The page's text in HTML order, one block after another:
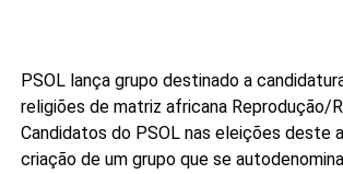
PSOL lança grupo destinado a
religiões de matriz africana Reprodução/
Candidatos do PSOL nas eleições deste
criação de um grupo que se